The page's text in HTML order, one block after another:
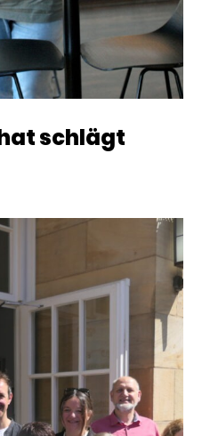
schlägt